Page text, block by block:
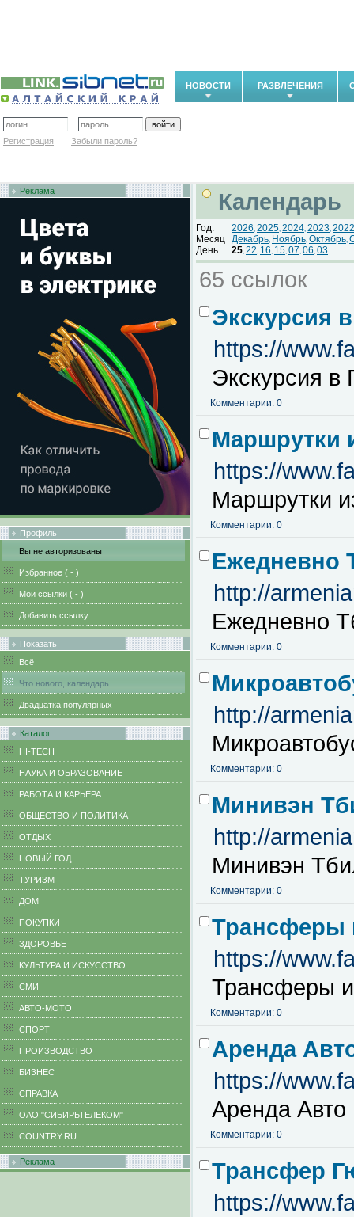
НОВОСТИ РАЗВЛЕЧЕНИЯ
Регистрация Забыли пароль?
Реклама
Профиль
Вы не авторизованы
Избранное ( - )
Мои ссылки ( - )
Добавить ссылку
Показать
Всё
Что нового, календарь
Двадцатка популярных
Каталог
HI-TECH
НАУКА И ОБРАЗОВАНИЕ
РАБОТА И КАРЬЕРА
ОБЩЕСТВО И ПОЛИТИКА
ОТДЫХ
НОВЫЙ ГОД
ТУРИЗМ
ДОМ
ПОКУПКИ
ЗДОРОВЬЕ
КУЛЬТУРА И ИСКУССТВО
СМИ
АВТО-МОТО
СПОРТ
ПРОИЗВОДСТВО
БИЗНЕС
CПРАВКА
ОАО "СИБИРЬТЕЛЕКОМ"
COUNTRY.RU
Реклама
Календарь
Год: 2026, 2025, 2024, 2023, 2022
Месяц Декабрь, Ноябрь, Октябрь,
День
25, 22, 16, 15, 07, 06, 03
65 ссылок
Экскурсия
https://
Экскурсия в
Комментарии: 0
Маршрутки
https://
Маршрутки
Комментарии: 0
Ежедневно
http://
Ежедневно
Комментарии: 0
http://
Комментарии: 0
Минивэн
http://
Минивэн
Комментарии: 0
Трансферы
https://
Трансферы
Комментарии: 0
Аренда
https://
Аренда Авто
Комментарии: 0
Трансфер
https://